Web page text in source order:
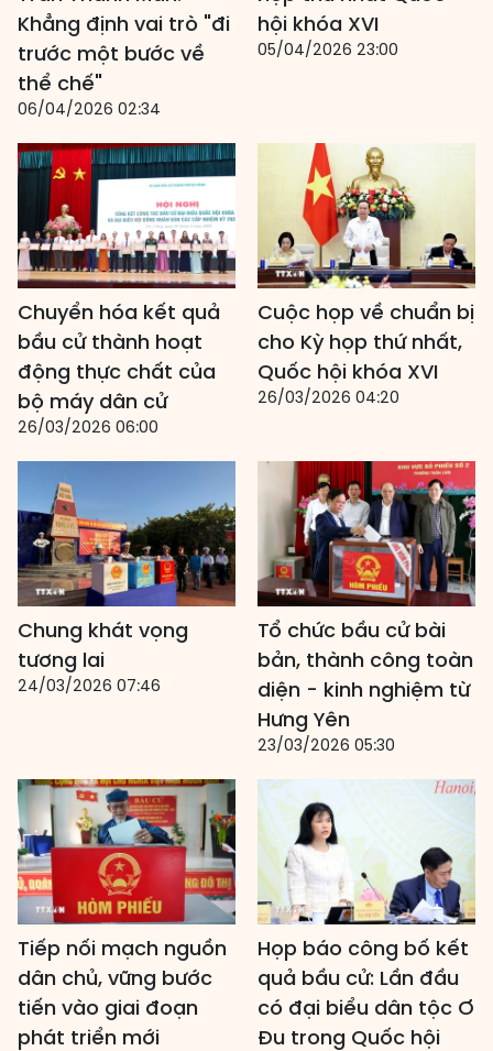
Khẳng định vai trò "đi
trước một bước về
thể chế"
06/04/2026 02:34
hội khóa XVI
05/04/2026 23:00
Chuyển hóa kết quả
bầu cử thành hoạt
động thực chất của
bộ máy dân cử
26/03/2026 06:00
Cuộc họp về chuẩn bị
cho Kỳ họp thứ nhất,
Quốc hội khóa XVI
26/03/2026 04:20
Chung khát vọng
tương lai
24/03/2026 07:46
Tổ chức bầu cử bài
bản, thành công toàn
diện - kinh nghiệm từ
Hưng Yên
23/03/2026 05:30
Tiếp nối mạch nguồn
dân chủ, vững bước
tiến vào giai đoạn
phát triển mới
Họp báo công bố kết
quả bầu cử: Lần đầu
có đại biểu dân tộc Ơ
Đu trong Quốc hội